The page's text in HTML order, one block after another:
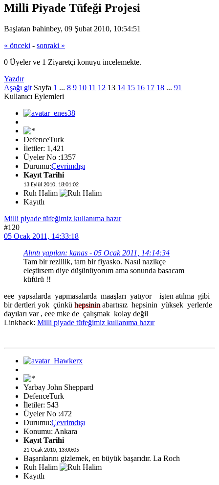
Milli Piyade Tüfeği Projesi
Başlatan Þahinbey, 09 Şubat 2010, 10:54:51
« önceki - sonraki »
0 Üyeler ve 1 Ziyaretçi konuyu incelemekte.
Yazdır
Aşağı git Sayfa 1 ... 8 9 10 11 12 13 14 15 16 17 18 ... 91
Kullanıcı Eylemleri
DefenceTurk
İletiler: 1,421
Üyeler No :1357
Durumu:Çevrimdışı
Kayıt Tarihi
13 Eylül 2010, 18:01:02
Ruh Halim
Kayıtlı
Milli piyade tüfeğimiz kullanıma hazır
#120
05 Ocak 2011, 14:33:18
Alıntı yapılan: kanas - 05 Ocak 2011, 14:14:34
Tam bir rezillik, tam bir fiyasko. Nasıl nazikçe
eleştirsem diye düşünüyorum ama sonunda basacam
küfürü !!
eee yapsalarda yapmasalarda maaşları yatıyor işten atılma gibi
bir dertleri yok çünkü hepsinin abartısız hepsinin yüksek yerlerde
dayıları var , eee mke de çalışmak kolay değil
Linkback: Milli piyade tüfeğimiz kullanıma hazır
Yarbay John Sheppard
DefenceTurk
İletiler: 543
Üyeler No :472
Durumu:Çevrimdışı
Konumu: Ankara
Kayıt Tarihi
21 Ocak 2010, 13:00:05
Başarılarını gizlemek, en büyük başarıdır. La Roch
Ruh Halim
Kayıtlı